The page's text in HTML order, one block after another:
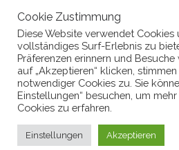
© 2026BadBelzig-Wetter–
Präsentiert von – Entworfen
Cookie Zustimmung
Diese Website verwendet Cookies
vollständiges Surf-Erlebnis zu
Präferenzen erinnern und Besuche
auf „Akzeptieren“ klicken,
notwendiger Cookies zu. Sie
Einstellungen“ besuchen, um
Cookies zu erfahren.
Einstellungen Akzeptieren